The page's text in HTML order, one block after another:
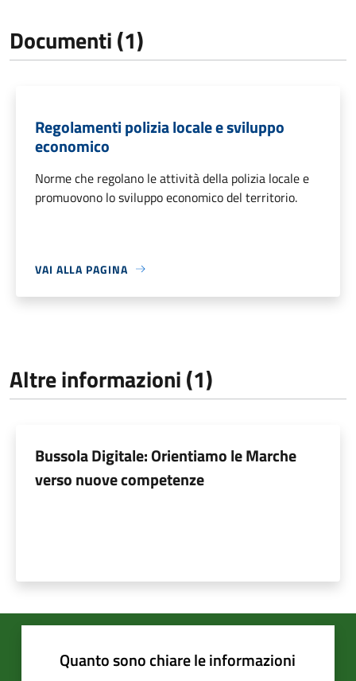
Documenti (1)
Regolamenti polizia locale e sviluppo
economico
Norme che regolano le attività della polizia locale e
promuovono lo sviluppo economico del territorio.
VAI ALLA PAGINA
Altre informazioni (1)
Bussola Digitale: Orientiamo le Marche
verso nuove competenze
Quanto sono chiare le informazioni